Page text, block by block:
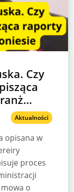
Czy
Aktualności
opisana w
proces
o